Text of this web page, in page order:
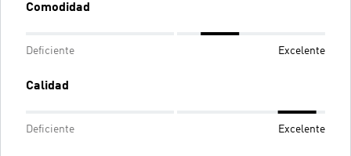
Comodidad
Deficiente Excelente
Calidad
Deficiente Excelente